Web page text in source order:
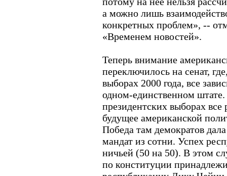
а можно лишь
конкретных проблем», --
«Временем новостей».
Теперь внимание
переключилось на сенат,
выборах 2000 года, все
одном-единственном
президентских выборах
будущее американской
Победа там демократов
мандат из сотни. Успех
ничьей (50 на 50). В этом
по конституции